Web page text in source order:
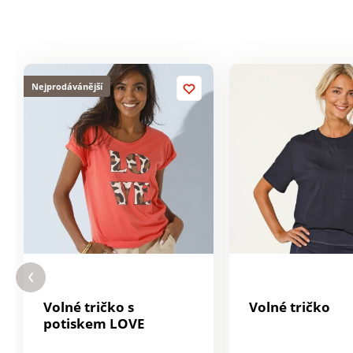
Nejprodávánější
Volné tričko s
potiskem LOVE
Volné tričko